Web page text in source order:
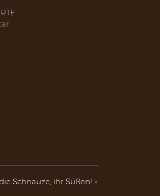
Schnauze, ihr Süßen! »